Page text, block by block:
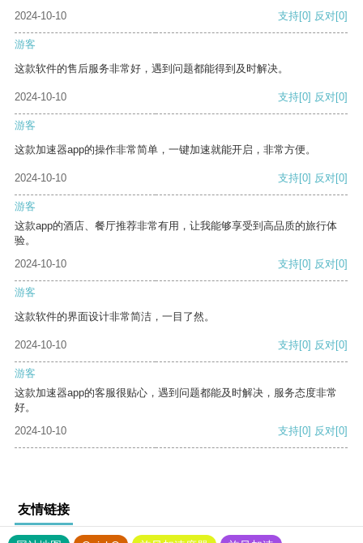
2024-10-10
支持[0] 反对[0]
游客
这款软件的售后服务非常好，遇到问题都能得到及时解决。
2024-10-10 支持[0] 反对[0]
游客
这款加速器app的操作非常简单，一键加速就能开启，非常方便。
2024-10-10 支持[0] 反对[0]
游客
这款app的酒店、餐厅推荐非常有用，让我能够享受到高品质的旅行体
验。
2024-10-10
支持[0] 反对[0]
游客
这款软件的界面设计非常简洁，一目了然。
2024-10-10 支持[0] 反对[0]
游客
这款加速器app的客服很贴心，遇到问题都能及时解决，服务态度非常
好。
2024-10-10
支持[0] 反对[0]
友情链接